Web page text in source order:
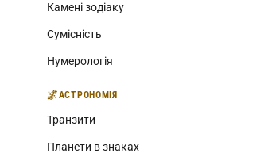
Камені зодіаку
Сумісність
Нумерологія
🌌АСТРОНОМІЯ
Транзити
Планети в знаках